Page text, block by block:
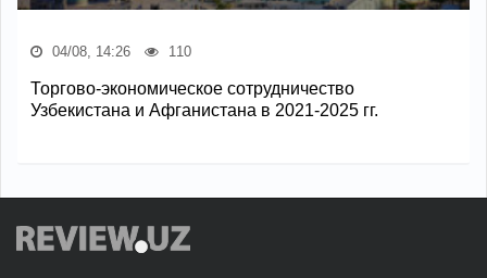
04/08, 14:26 110
Торгово-экономическое сотрудничество
Узбекистана и Афганистана в 2021-2025 гг.